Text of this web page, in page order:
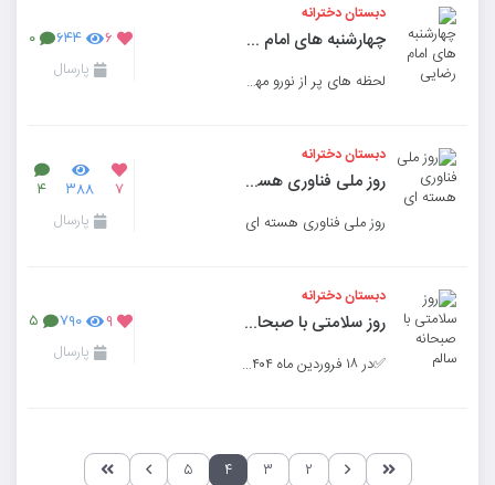
دبستان دخترانه
چهارشنبه های امام رضایی
لحظه های پر از نورو مهربانی
۶ ۶۴۴ ۰
پارسال
دبستان دخترانه
روز ملی فناوری هسته ای
روز ملی فناوری هسته ای
۷ ۳۸۸ ۴
پارسال
دبستان دخترانه
روز سلامتی با صبحانه سالم
✅در ۱۸ فروردین ماه ۱۴۰۴ دانش‌آموزان پایه‌ ی اول و دوم دبستان دخترانه نسل ظهور
۹ ۷۹۰ ۵
پارسال
۲ ۳ ۴ ۵